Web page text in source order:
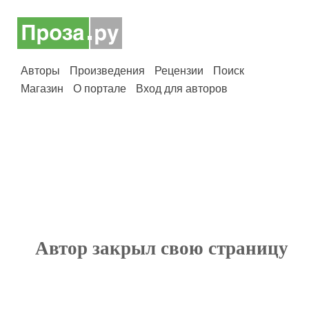
Авторы Произведения Рецензии
Поиск
Магазин
О портале Вход для авторов
Автор закрыл свою страницу